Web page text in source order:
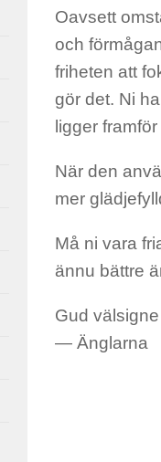
Oavsett
och
friheten att
gör det. Ni
ligger
När den
mer
Må ni vara
ännu bättre
Gud
— Änglarna